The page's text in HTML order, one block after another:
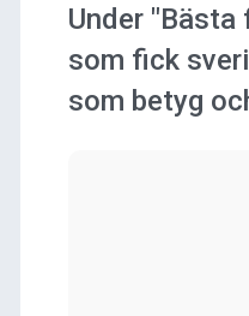
Under
som fick
som betyg